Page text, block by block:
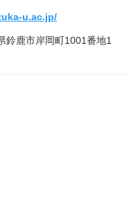
u.ac.jp/
鈴鹿市岸岡町1001番地1